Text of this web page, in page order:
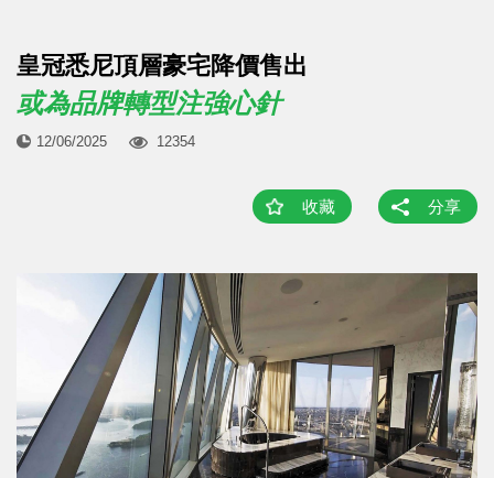
皇冠悉尼頂層豪宅降價售出
或為品牌轉型注強心針
12/06/2025 12354
收藏 分享